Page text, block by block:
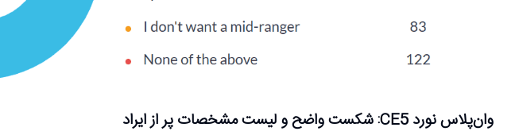
وان‌پلاس نورد CE5: شکست واضح و لیست مشخصات پر از ایراد